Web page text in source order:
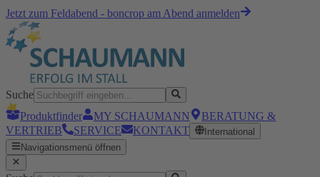
Jetzt zum Feldabend - boncrop am Abend anmelden
Suche
Produktfinder
MY SCHAUMANN
BERATUNG &
VERTRIEB
SERVICE KONTAKT
International
Navigationsmenü öffnen